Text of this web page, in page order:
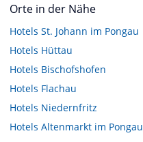
Orte in der Nähe
Hotels St. Johann im Pongau
Hotels Hüttau
Hotels Bischofshofen
Hotels Flachau
Hotels Niedernfritz
Hotels Altenmarkt im Pongau